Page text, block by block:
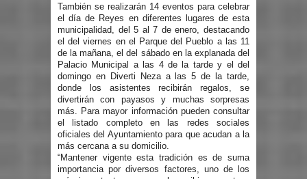
También se realizarán 14 eventos para celebrar
el día de Reyes en diferentes lugares de esta
municipalidad, del 5 al 7 de enero, destacando
el del viernes en el Parque del Pueblo a las 11
de la mañana, el del sábado en la explanada del
Palacio Municipal a las 4 de la tarde y el del
domingo en Diverti Neza a las 5 de la tarde,
donde los asistentes recibirán regalos, se
divertirán con payasos y muchas sorpresas
más. Para mayor información pueden consultar
el listado completo en las redes sociales
oficiales del Ayuntamiento para que acudan a la
más cercana a su domicilio.
“Mantener vigente esta tradición es de suma
importancia por diversos factores, uno de los